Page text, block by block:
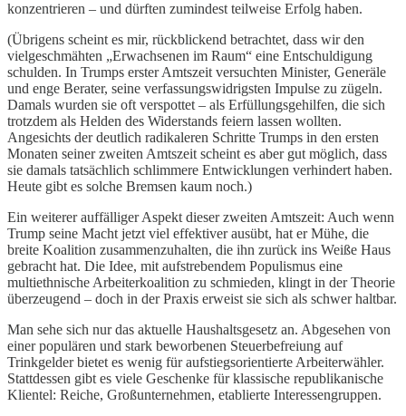
konzentrieren – und dürften zumindest teilweise Erfolg haben.
(Übrigens scheint es mir, rückblickend betrachtet, dass wir den
vielgeschmähten „Erwachsenen im Raum“ eine Entschuldigung
schulden. In Trumps erster Amtszeit versuchten Minister, Generäle
und enge Berater, seine verfassungswidrigsten Impulse zu zügeln.
Damals wurden sie oft verspottet – als Erfüllungsgehilfen, die sich
trotzdem als Helden des Widerstands feiern lassen wollten.
Angesichts der deutlich radikaleren Schritte Trumps in den ersten
Monaten seiner zweiten Amtszeit scheint es aber gut möglich, dass
sie damals tatsächlich schlimmere Entwicklungen verhindert haben.
Heute gibt es solche Bremsen kaum noch.)
Ein weiterer auffälliger Aspekt dieser zweiten Amtszeit: Auch wenn
Trump seine Macht jetzt viel effektiver ausübt, hat er Mühe, die
breite Koalition zusammenzuhalten, die ihn zurück ins Weiße Haus
gebracht hat. Die Idee, mit aufstrebendem Populismus eine
multiethnische Arbeiterkoalition zu schmieden, klingt in der Theorie
überzeugend – doch in der Praxis erweist sie sich als schwer haltbar.
Man sehe sich nur das aktuelle Haushaltsgesetz an. Abgesehen von
einer populären und stark beworbenen Steuerbefreiung auf
Trinkgelder bietet es wenig für aufstiegsorientierte Arbeiterwähler.
Stattdessen gibt es viele Geschenke für klassische republikanische
Klientel: Reiche, Großunternehmen, etablierte Interessengruppen.